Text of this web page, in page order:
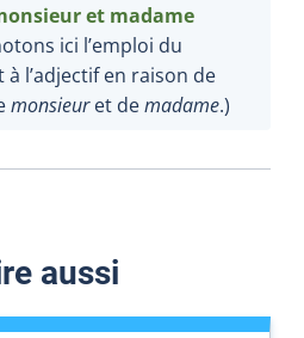
et madame
ici l’emploi du
l’adjectif en raison de
monsieuret demadame.)
aussi